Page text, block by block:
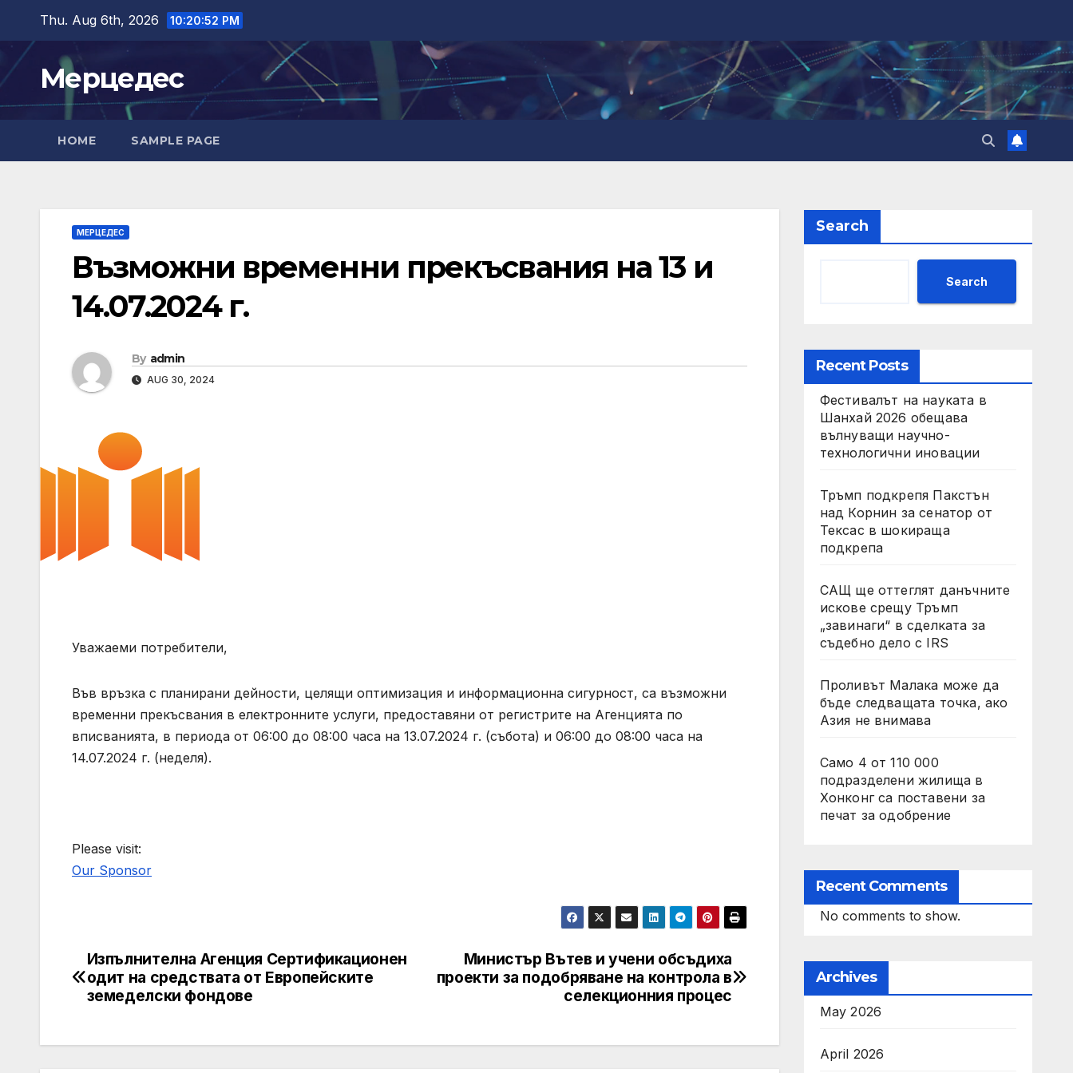
content
Thu. Aug 6th, 2026 10:20:53 PM
Мерцедес
HOME SAMPLE PAGE
МЕРЦЕДЕС
Възможни временни прекъсвания на 13 и
14.07.2024 г.
By admin
AUG 30, 2024
Уважаеми потребители,
Във връзка с планирани дейности, целящи оптимизация и информационна сигурност, са възможни
временни прекъсвания в електронните услуги, предоставяни от регистрите на Агенцията по
вписванията, в периода от 06:00 до 08:00 часа на 13.07.2024 г. (събота) и 06:00 до 08:00 часа на
14.07.2024 г. (неделя).
Please visit:
Our Sponsor
Post
navigation
Министър Вътев и учени обсъдиха
проекти за подобряване на контрола в
селекционния процес
Изпълнителна Агенция Сертификационен
одит на средствата от Европейските
земеделски фондове
Search
Search
Recent Posts
Фестивалът на науката в
Шанхай 2026 обещава
вълнуващи научно-
технологични иновации
Тръмп подкрепя Пакстън
над Корнин за сенатор от
Тексас в шокираща
подкрепа
САЩ ще оттеглят данъчните
искове срещу Тръмп
„завинаги“ в сделката за
съдебно дело с IRS
Проливът Малака може да
бъде следващата точка, ако
Азия не внимава
Само 4 от 110 000
подразделени жилища в
Хонконг са поставени за
печат за одобрение
Recent Comments
No comments to show.
Archives
May 2026
April 2026